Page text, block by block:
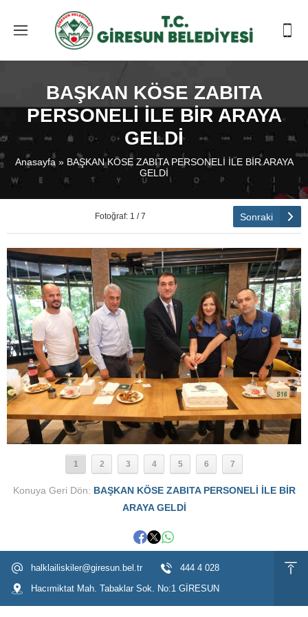
BAŞKAN KÖSE ZABITA
PERSONELİ İLE BİR ARAYA
GELDİ
Anasayfa» BAŞKAN KÖSE ZABITA PERSONELİ İLE BİR ARAYA
GELDİ
Fotoğraf: 1 / 7 Sonraki
1 2 3 4 5 6 7
Konuya Geri Dön: BAŞKAN KÖSE ZABITA PERSONELİ İLE BİR
ARAYA GELDİ
halklailiskiler@giresun.bel.tr
444 4 028
Hacımiktat Mah. Tabaklar Sok. No:1 GİRESUN